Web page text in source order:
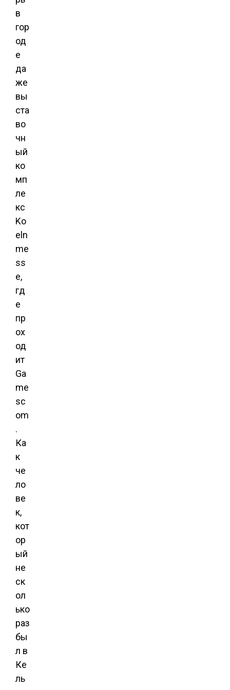
в
гор
од
е
да
же
вы
ста
во
чн
ый
ко
мп
ле
кс
Ko
eln
me
ss
e,
гд
е
пр
ох
од
ит
Ga
me
sc
om
.
Ка
к
че
ло
ве
к,
кот
ор
ый
не
ск
ол
ько
раз
бы
л в
Ке
ль